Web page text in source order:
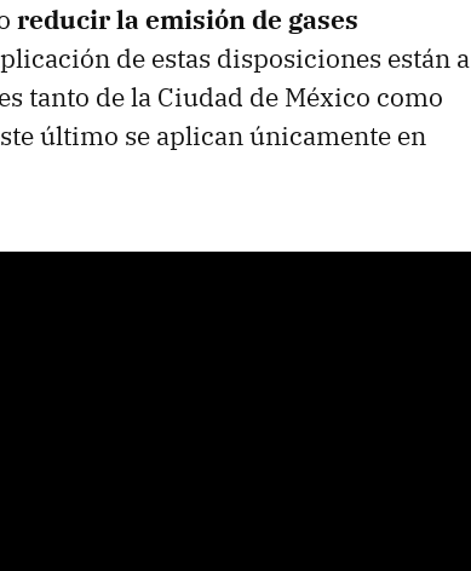
reducir la emisión de gases
de estas disposiciones están a
tanto de la Ciudad de México como
último se aplican únicamente en